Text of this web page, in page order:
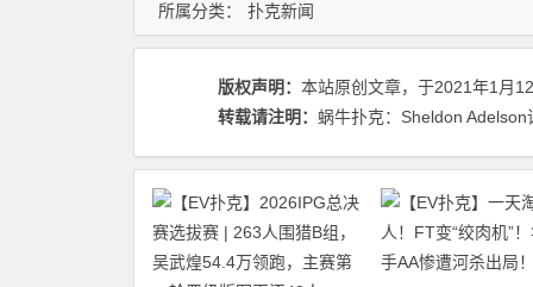
所属分类： 扑克新闻
版权声明： 本站原创文章，于2021年1月
转载请注明： 蜗牛扑克：Sheldon